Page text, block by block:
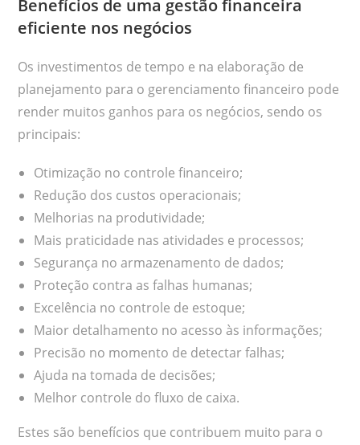
Benefícios de uma gestão financeira
eficiente nos negócios
Os investimentos de tempo e na elaboração de
planejamento para o gerenciamento financeiro pode
render muitos ganhos para os negócios, sendo os
principais:
Otimização no controle financeiro;
Redução dos custos operacionais;
Melhorias na produtividade;
Mais praticidade nas atividades e processos;
Segurança no armazenamento de dados;
Proteção contra as falhas humanas;
Excelência no controle de estoque;
Maior detalhamento no acesso às informações;
Precisão no momento de detectar falhas;
Ajuda na tomada de decisões;
Melhor controle do fluxo de caixa.
Estes são benefícios que contribuem muito para o